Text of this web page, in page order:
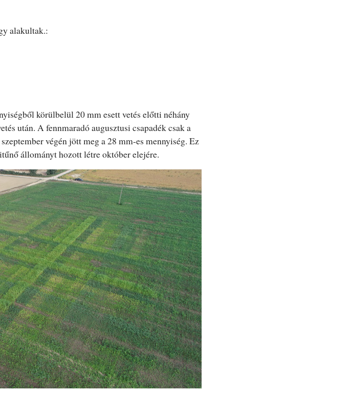
alakultak.:
körülbelül 20 mm esett vetés előtti néhány
után. A fennmaradó augusztusi csapadék csak a
végén jött meg a 28 mm-es mennyiség. Ez
állományt hozott létre október elejére.